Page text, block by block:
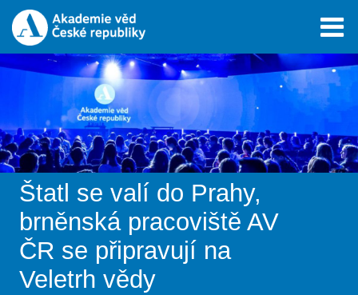
Štatl se valí do Prahy,
brněnská pracoviště AV
ČR se připravují na
Veletrh vědy